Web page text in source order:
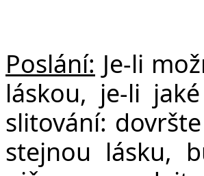
Poslání: Je-li
láskou, je-li
slitování:
stejnou lásku,